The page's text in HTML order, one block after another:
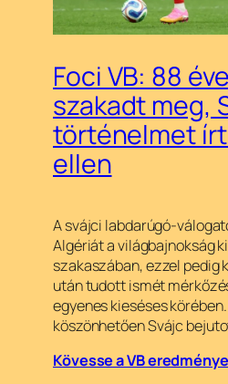
Foci VB: 88
szakadt meg,
történelmet
ellen
A svájci labdarúgó-
Algériát a világbajnokság
szakaszában, ezzel pedig
után tudott ismét
egyenes kieséses
köszönhetően Svájc
Kövesse a VB